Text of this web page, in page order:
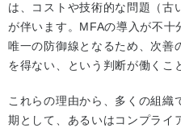
は、コストや技術的な問題（古
が伴います。MFAの導入が不
唯一の防御線となるため、次善
を得ない、という判断が働くこ
これらの理由から、多くの組
期として、あるいはコンプライ